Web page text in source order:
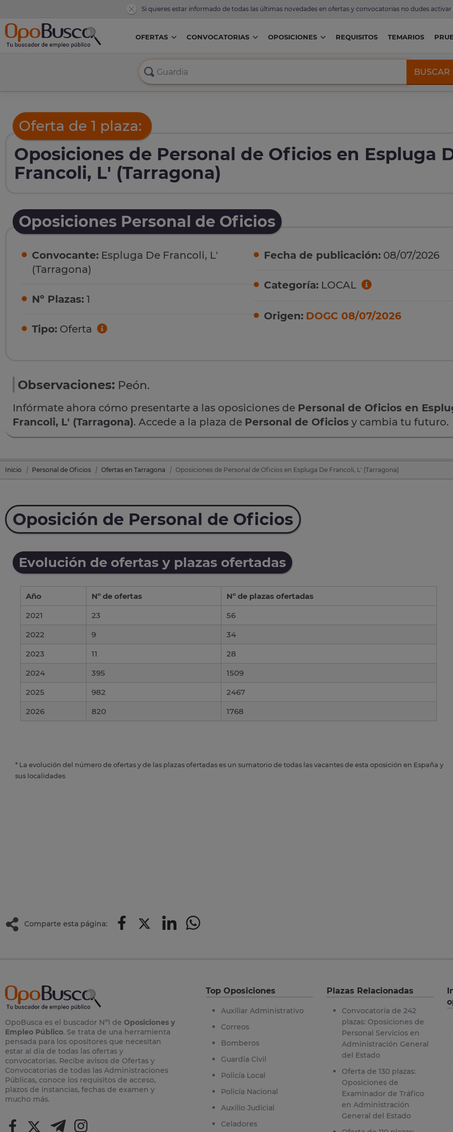
Si quieres estar informado de todas las últimas novedades en ofertas y convocatorias no dudes activar
OFERTAS CONVOCATORIAS OPOSICIONES REQUISITOS TEMARIOS
BUSCAR
Oferta de 1 plaza:
Oposiciones de Personal de Oficios en Espluga
Francoli, L' (Tarragona)
Oposiciones Personal de Oficios
Convocante: Espluga De Francoli, L'
(Tarragona)
Nº Plazas: 1
Tipo: Oferta
Fecha de publicación: 08/07/2026
Categoría: LOCAL
Origen: DOGC 08/07/2026
Observaciones: Peón.
Infórmate ahora cómo presentarte a las oposiciones de Personal de Oficios en
Francoli, L' (Tarragona). Accede a la plaza de Personal de Oficios y cambia tu futuro.
Inicio Personal de Oficios Ofertas en Tarragona Oposiciones de Personal de Oficios en Espluga De Francoli, L' (Tarragona)
Oposición de Personal de Oficios
Evolución de ofertas y plazas ofertadas
Año Nº de ofertas
Nº de plazas ofertadas
2021
23
56
2022
9
34
2023
11
28
2024
395
1509
2025
982
2467
2026
820 1768
* La evolución del número de ofertas y de las plazas ofertadas es un sumatorio de todas las vacantes de esta oposición en España y
sus localidades
Comparte esta página:
OpoBusca es el buscador Nº1 de Oposiciones y
Empleo Público. Se trata de una herramienta
pensada para los opositores que necesitan
estar al día de todas las ofertas y
convocatorias. Recibe avisos de Ofertas y
Convocatorias de todas las Administraciones
Públicas, conoce los requisitos de acceso,
plazos de instancias, fechas de examen y
mucho más.
Top Oposiciones
Auxiliar Administrativo
Correos
Bomberos
Guardia Civil
Policía Local
Policía Nacional
Auxilio Judicial
Celadores
Plazas Relacionadas
Convocatoria de 242
plazas: Oposiciones de
Personal Servicios en
Administración General
del Estado
Oferta de 130 plazas:
Oposiciones de
Examinador de Tráfico
en Administración
General del Estado